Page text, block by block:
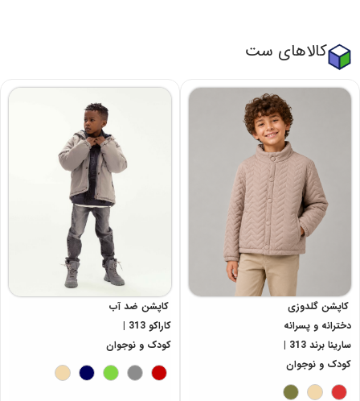
کالاهای ست
کاپشن گلدوزی
دخترانه و پسرانه
سارینا برند 313 |
کودک و نوجوان
کاپشن ضد آب
کاراکو 313 |
کودک و نوجوان